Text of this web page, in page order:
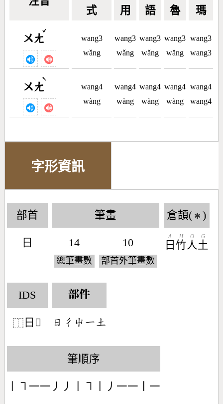
式 用 語 魯 瑪
ㄨㄤ
ˇ
wang3
wǎng
wang3
wǎng
wang3
wǎng
wang3
wǎng
wang3
wang3
ㄨㄤ
ˋ
wang4
wàng
wang4
wàng
wang4
wàng
wang4
wàng
wang4
wang4
字形資訊
部首
日
筆畫
14
總筆畫數
10
部首外筆畫數
倉頡( ✱ )
日
A
竹
H
人
O
土
G
IDS
⿰ 日𢓸
部件
󶃐󶁾󶂗󶀀󶁢
筆順序
丨㇕一一丿丿丨㇕丨丿一一丨一